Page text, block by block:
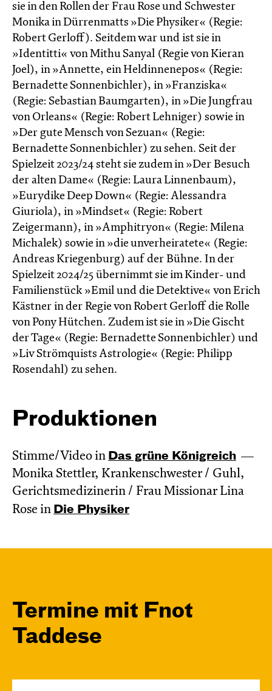
sie in den Rollen der Frau Rose und Schwester
Monika in Dürrenmatts »Die Physiker« (Regie:
Robert Gerloff).​ Seitdem war und ist sie in
»Identitti« von Mithu Sanyal (Regie von Kieran
Joel), in »Annette, ein Heldinnenepos« (Regie:
Bernadette Sonnenbichler), in »Franziska«
(Regie: Sebastian Baumgarten), in »Die Jungfrau
von Orleans« (Regie: Robert Lehniger) sowie in
»Der gute Mensch von Sezuan« (Regie:
Bernadette Sonnenbichler) zu sehen. Seit der
Spielzeit 2023/24 steht sie zudem in »Der Besuch
der alten Dame« (Regie: Laura Linnenbaum),
»Eurydike Deep Down« (Regie: Alessandra
Giuriola), in »Mindset« (Regie: Robert
Zeigermann), in »Amphitryon« (Regie: Milena
Michalek) sowie in »die unverheiratete« (Regie:
Andreas Kriegenburg) auf der Bühne. In der
Spielzeit 2024/25 übernimmt sie im Kinder- und
Familienstück »Emil und die Detektive« von Erich
Kästner in der Regie von Robert Gerloff die Rolle
von Pony Hütchen. Zudem ist sie in »Die Gischt
der Tage« (Regie: Bernadette Sonnenbichler) und
»Liv Strömquists Astrologie« (Regie: Philipp
Rosendahl) zu sehen.
Produktionen
Stimme/Video in Das grüne König­reich
Monika Stettler, Krankenschwester / Guhl,
Gerichtsmedizinerin / Frau Missionar Lina
Rose in Die Physiker
Termine mit Fnot
Taddese